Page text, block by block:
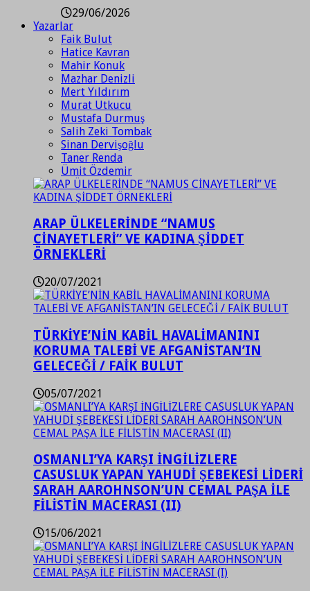
29/06/2026
Yazarlar
Faik Bulut
Hatice Kavran
Mahir Konuk
Mazhar Denizli
Mert Yıldırım
Murat Utkucu
Mustafa Durmuş
Salih Zeki Tombak
Sinan Dervişoğlu
Taner Renda
Ümit Özdemir
ARAP ÜLKELERİNDE “NAMUS
CİNAYETLERİ” VE KADINA ŞİDDET
ÖRNEKLERİ
20/07/2021
TÜRKİYE’NİN KABİL HAVALİMANINI
KORUMA TALEBİ VE AFGANİSTAN’IN
GELECEĞİ / FAİK BULUT
05/07/2021
OSMANLI’YA KARŞI İNGİLİZLERE
CASUSLUK YAPAN YAHUDİ ŞEBEKESİ LİDERİ
SARAH AAROHNSON’UN CEMAL PAŞA İLE
FİLİSTİN MACERASI (II)
15/06/2021